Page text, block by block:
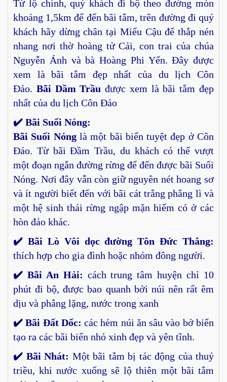
Từ lộ chính, quý khách đi bộ theo đường mòn
khoảng 1,5km để đến bãi tắm, trên đường đi quý
khách hãy dừng chân tại Miếu Cậu để thắp nén
nhang nơi thờ hoàng tử Cải, con trai của chúa
Nguyễn Ánh và bà Hoàng Phi Yến. Đây được
xem là bãi tắm đẹp nhất của du lịch Côn
Đảo. Bãi Dầm Trầu được xem là bãi tắm đẹp
nhất của du lịch Côn Đảo
✔️ Bãi Suối Nóng:
Bãi Suối Nónglà một bãi biển tuyệt đẹp ở Côn
Đảo. Từ bãi Đầm Trầu, du khách có thể vượt
một đoạn ngắn đường rừng để đến được bãi Suối
Nóng. Nơi đây vẫn còn giữ nguyên nét hoang sơ
và ít người biết đến với bãi cát trắng phẳng lì và
một hệ sinh thái rừng ngập mặn hiếm có ở các
hòn đảo khác.
✔️ Bãi Lò Vôi dọc đường Tôn Đức Thắng:
thích hợp cho gia đình hoặc nhóm đông người.
✔️ Bãi An Hải: cách trung tâm huyện chỉ 10
phút đi bộ, được bao quanh bởi núi nên rất êm
dịu và phẳng lặng, nước trong xanh
✔️ Bãi Đất Dốc: các hẻm núi ăn sâu vào bở biển
tạo ra các bãi biển nhỏ xinh đẹp và yên tĩnh.
✔️ Bãi Nhát: Một bãi tắm bị tác động của thuỷ
triều, khi nước xuống sẽ lộ thiên một bãi tắm